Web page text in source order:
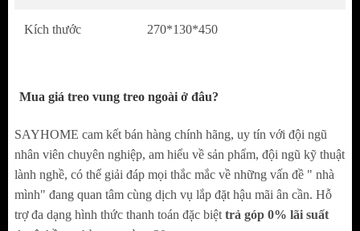
nhằm đem đến lợi ích tối đa nhất cho khách hàng.
khách hàng của mình bởi:
+ Không sử dụng hàng kém chất lượng, 100%
nguyên liệu sản xuất phải đạt tiêu chuẩn và hướng
tới độ bền cho sản phẩm
+ Không phân biệt tầng lớp khách hàng, mỗi
Kích thước 270*130*450
Mua giá treo vung treo ngoài ở đâu?
SAYHOME cam kết bán hàng chính hãng, uy tín với đội ngũ
nhân viên chuyên nghiệp, am hiểu về sản phẩm, đội ngũ kỹ thuật
lành nghề, có thể giải đáp mọi thắc mắc về những vấn đề " nhà
mình" đang quan tâm cùng dịch vụ lắp đặt hậu mãi ân cần. Hỗ
trợ đa dạng hình thức thanh toán đặc biệt trả góp 0% lãi suất